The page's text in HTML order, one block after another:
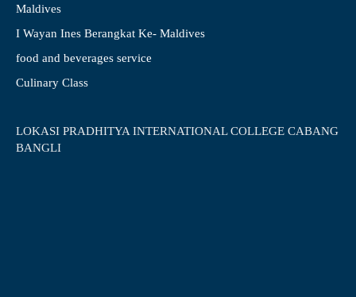
Maldives
I Wayan Ines Berangkat Ke- Maldives
food and beverages service
Culinary Class
LOKASI PRADHITYA INTERNATIONAL COLLEGE CABANG
BANGLI